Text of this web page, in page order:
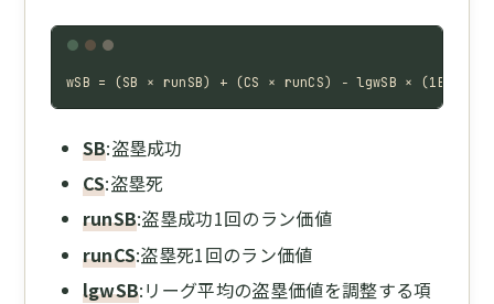
wSB = (SB × runSB) + (CS × runCS) − lgwSB × (1B + BB
SB:盗塁成功
CS:盗塁死
runSB:盗塁成功1回のラン価値
runCS:盗塁死1回のラン価値
lgwSB:リーグ平均の盗塁価値を調整する項